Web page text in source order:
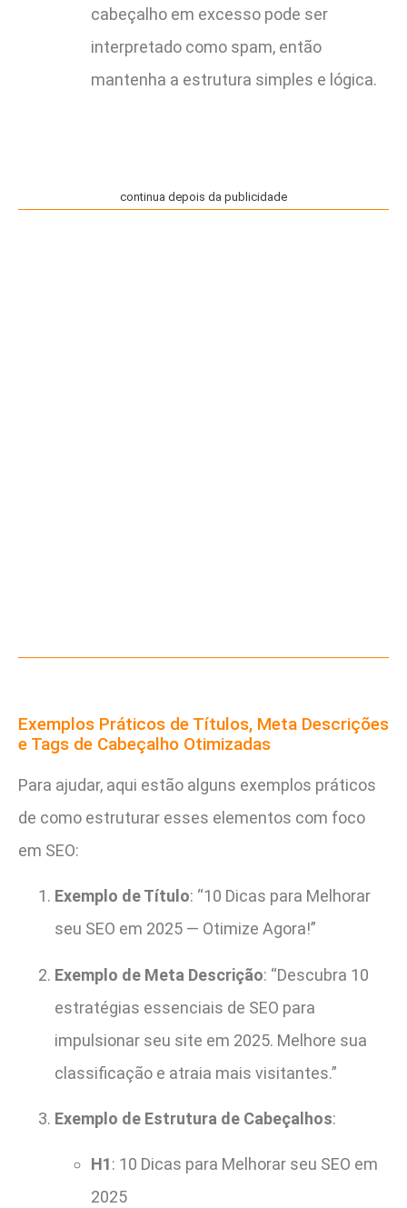
cabeçalho em excesso pode ser
interpretado como spam, então
mantenha a estrutura simples e lógica.
continua depois da publicidade
Exemplos Práticos de Títulos, Meta Descrições
e Tags de Cabeçalho Otimizadas
Para ajudar, aqui estão alguns exemplos práticos
de como estruturar esses elementos com foco
em SEO:
Exemplo de Título: “10 Dicas para Melhorar
seu SEO em 2025 — Otimize Agora!”
Exemplo de Meta Descrição: “Descubra 10
estratégias essenciais de SEO para
impulsionar seu site em 2025. Melhore sua
classificação e atraia mais visitantes.”
Exemplo de Estrutura de Cabeçalhos:
H1: 10 Dicas para Melhorar seu SEO em
2025